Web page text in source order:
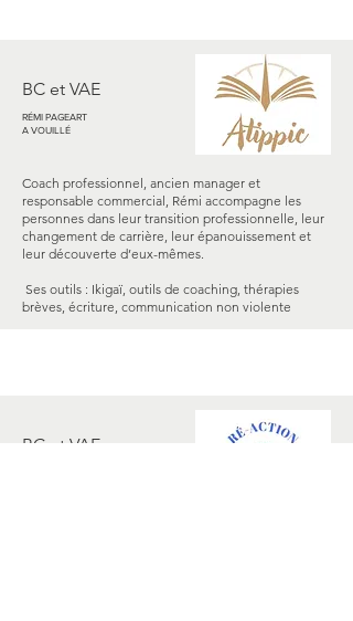
BC et VAE
RÉMI PAGEART
A VOUILLÉ
Coach professionnel, ancien manager et
responsable commercial, Rémi accompagne les
personnes dans leur transition professionnelle, leur
changement de carrière, leur épanouissement et
leur découverte d’eux-mêmes.
Ses outils : Ikigaï, outils de coaching, thérapies
brèves, écriture, communication non violente
BC et VAE